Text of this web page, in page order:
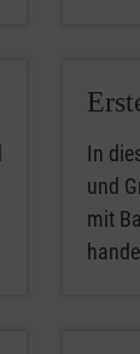
In
und
mit